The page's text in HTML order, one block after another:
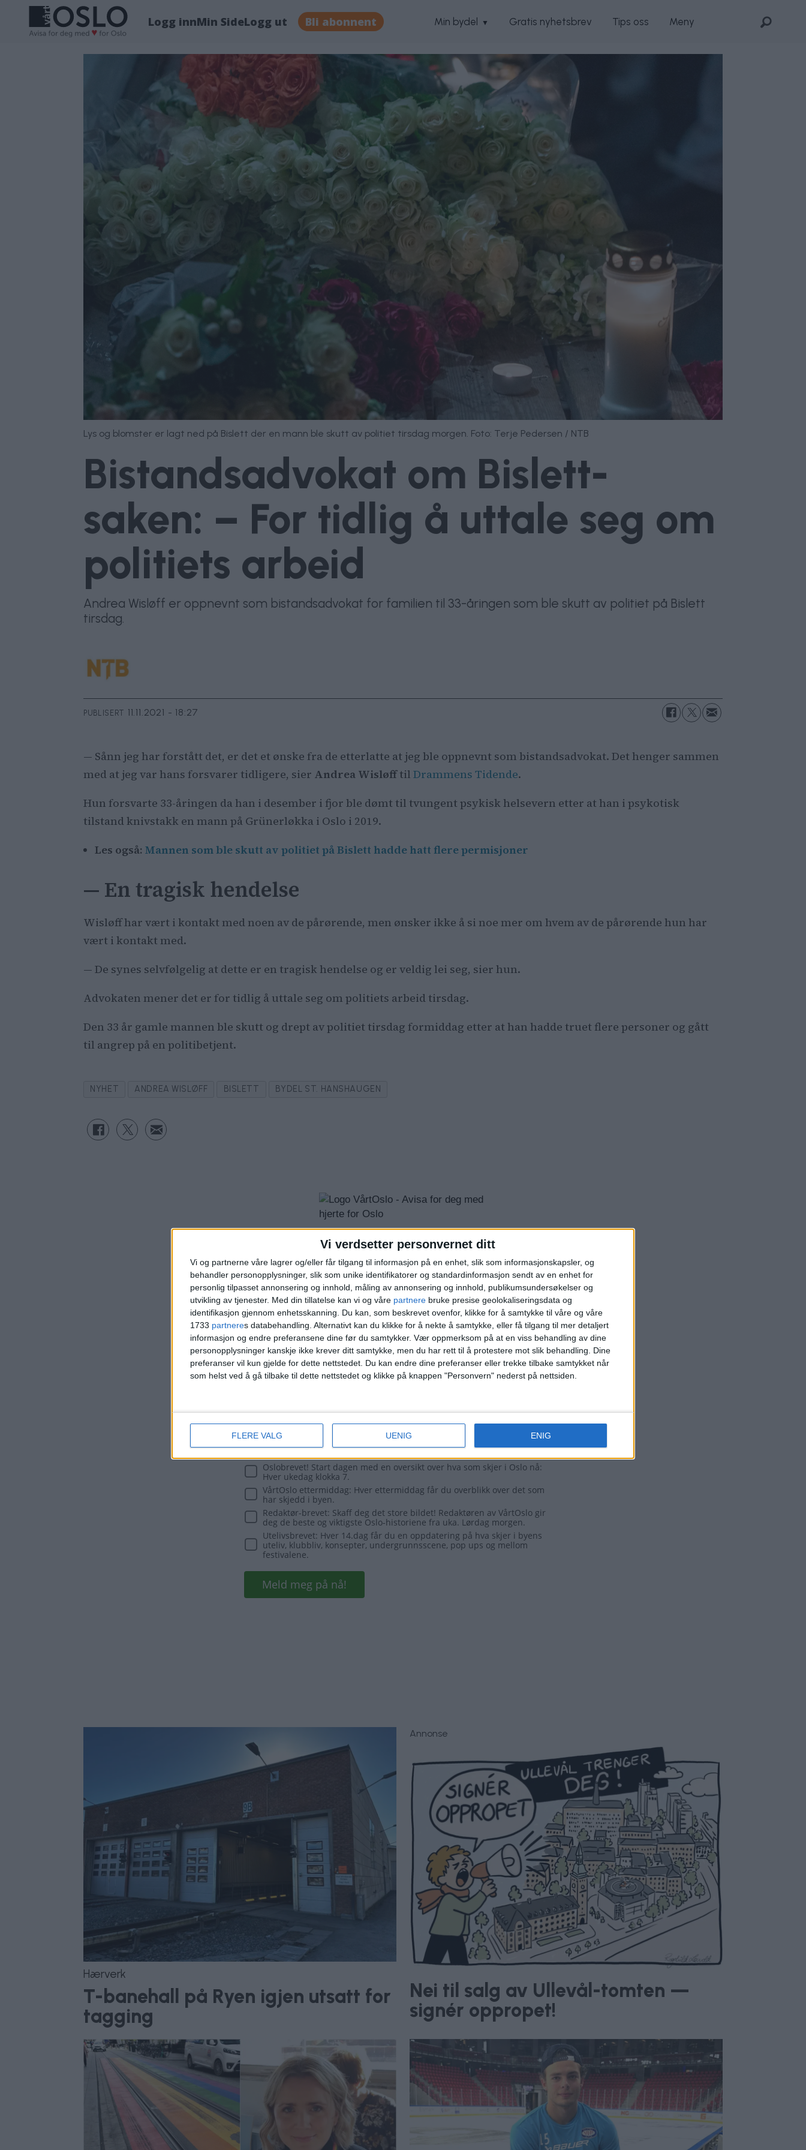
Vi verdsetter personvernet ditt
Vi og partnerne våre lagrer og/eller får tilgang til informasjon på en enhet, slik som informasjonskapsler, og
behandler personopplysninger, slik som unike identifikatorer og standardinformasjon sendt av en enhet for
personlig tilpasset annonsering og innhold, måling av annonsering og innhold, publikumsundersøkelser og
utvikling av tjenester. Med din tillatelse kan vi og våre partnere bruke presise geolokaliseringsdata og
identifikasjon gjennom enhetsskanning. Du kan, som beskrevet ovenfor, klikke for å samtykke til våre og våre
1733 partneres databehandling. Alternativt kan du klikke for å nekte å samtykke, eller få tilgang til mer detaljert
informasjon og endre preferansene dine før du samtykker. Vær oppmerksom på at en viss behandling av dine
personopplysninger kanskje ikke krever ditt samtykke, men du har rett til å protestere mot slik behandling. Dine
preferanser vil kun gjelde for dette nettstedet. Du kan endre dine preferanser eller trekke tilbake samtykket når
som helst ved å gå tilbake til dette nettstedet og klikke på knappen "Personvern" nederst på nettsiden.
FLERE VALG UENIG ENIG
Logg innMin SideLogg ut Bli abonnent Min bydel Gratis nyhetsbrev Tips oss Meny
Lys og blomster er lagt ned på Bislett der en mann ble skutt av politiet tirsdag morgen. Foto: Terje Pedersen / NTB
Bistandsadvokat om Bislett-
saken: – For tidlig å uttale seg om
politiets arbeid
Andrea Wisløff er oppnevnt som bistandsadvokat for familien til 33-åringen som ble skutt av politiet på Bislett
tirsdag.
PUBLISERT 11.11.2021 - 18:27
— Sånn jeg har forstått det, er det et ønske fra de etterlatte at jeg ble oppnevnt som bistandsadvokat. Det henger sammen
med at jeg var hans forsvarer tidligere, sier Andrea WisløfftilDrammens Tidende.
Hun forsvarte 33-åringen da han i desember i fjor ble dømt til tvungent psykisk helsevern etter at han i psykotisk
tilstand knivstakk en mann på Grünerløkka i Oslo i 2019.
Les også:Mannen som ble skutt av politiet på Bislett hadde hatt flere permisjoner
— En tragisk hendelse
Wisløff har vært i kontakt med noen av de pårørende, men ønsker ikke å si noe mer om hvem av de pårørende hun har
vært i kontakt med.
— De synes selvfølgelig at dette er en tragisk hendelse og er veldig lei seg, sier hun.
Advokaten mener det er for tidlig å uttale seg om politiets arbeid tirsdag.
Den 33 år gamle mannen ble skutt og drept av politiet tirsdag formiddag etter at han hadde truet flere personer og gått
til angrep på en politibetjent.
NYHET ANDREA WISLØFF BISLETT BYDEL ST. HANSHAUGEN
Hærverk
T-banehall på Ryen igjen utsatt for
tagging
Annonse
Nei til salg av Ullevål-tomten —
signér oppropet!